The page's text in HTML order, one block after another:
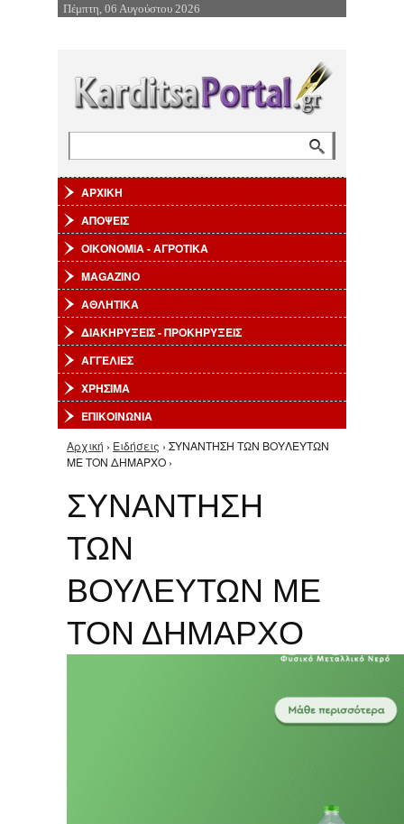
Επιστροφή στην Πλοήγηση
Πέμπτη, 06 Αυγούστου 2026
ΑΡΧΙΚΗ
ΑΠΟΨΕΙΣ
ΟΙΚΟΝΟΜΙΑ - ΑΓΡΟΤΙΚΑ
MAGAZINO
ΑΘΛΗΤΙΚΑ
ΔΙΑΚΗΡΥΞΕΙΣ - ΠΡΟΚΗΡΥΞΕΙΣ
ΑΓΓΕΛΙΕΣ
ΧΡΗΣΙΜΑ
ΕΠΙΚΟΙΝΩΝΙΑ
Είστε εδώ
Αρχική › Ειδήσεις › ΣΥΝΑΝΤΗΣΗ ΤΩΝ ΒΟΥΛΕΥΤΩΝ
ΜΕ ΤΟΝ ΔΗΜΑΡΧΟ ›
ΣΥΝΑΝΤΗΣΗ
ΤΩΝ
ΒΟΥΛΕΥΤΩΝ ΜΕ
ΤΟΝ ΔΗΜΑΡΧΟ